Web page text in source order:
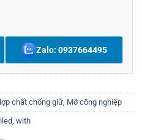
Zalo: 0937664495
chất chống giữ, Mỡ công nghiệp
, with